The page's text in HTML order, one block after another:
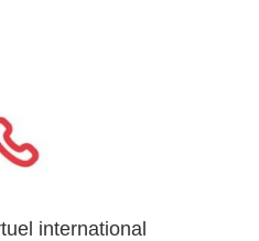
international